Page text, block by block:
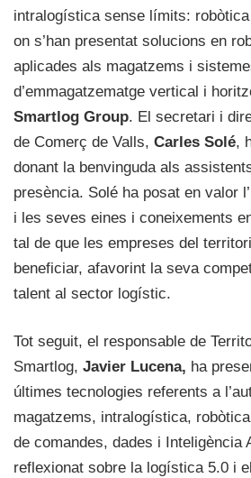
intralogística sense límits:
on s’han presentat solucions en
aplicades als magatzems i
d’emmagatzematge vertical i
Smartlog Group. El secretari i
de Comerç de Valls, Carles Solé,
donant la benvinguda als
presència. Solé ha posat en valor
i les seves eines i coneixements
tal de que les empreses del
beneficiar, afavorint la seva
talent al sector logístic.
Tot seguit, el responsable de
Smartlog, Javier Lucena, ha
últimes tecnologies referents a
magatzems, intralogística,
de comandes, dades i Inteligència
reflexionat sobre la logística 5.0 i